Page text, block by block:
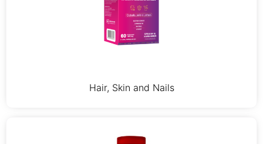
Hair, Skin and Nails